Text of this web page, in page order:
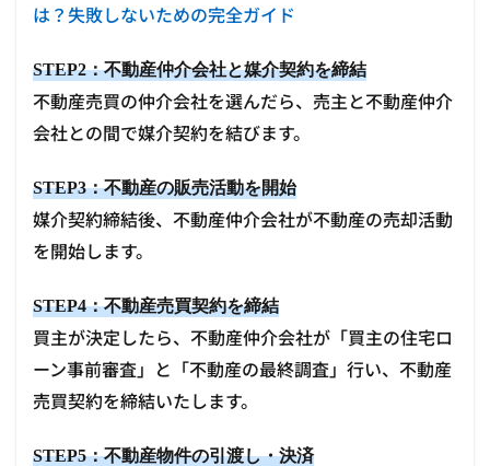
は？失敗しないための完全ガイド
STEP2：不動産仲介会社と媒介契約を締結
不動産売買の仲介会社を選んだら、売主と不動産仲介
会社との間で媒介契約を結びます。
STEP3：不動産の販売活動を開始
媒介契約締結後、不動産仲介会社が不動産の売却活動
を開始します。
STEP4：不動産売買契約を締結
買主が決定したら、不動産仲介会社が「買主の住宅ロ
ーン事前審査」と「不動産の最終調査」行い、不動産
売買契約を締結いたします。
STEP5：不動産物件の引渡し・決済